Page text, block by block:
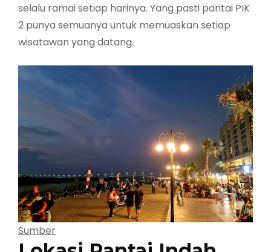
selalu ramai setiap harinya. Yang pasti pantai PIK
2 punya semuanya untuk memuaskan setiap
wisatawan yang datang.
Sumber